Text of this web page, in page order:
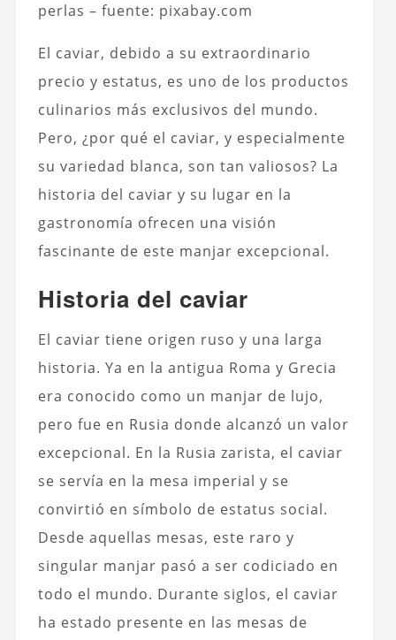
perlas – fuente: pixabay.com
El caviar, debido a su extraordinario
precio y estatus, es uno de los productos
culinarios más exclusivos del mundo.
Pero, ¿por qué el caviar, y especialmente
su variedad blanca, son tan valiosos? La
historia del caviar y su lugar en la
gastronomía ofrecen una visión
fascinante de este manjar excepcional.
Historia del caviar
El caviar tiene origen ruso y una larga
historia. Ya en la antigua Roma y Grecia
era conocido como un manjar de lujo,
pero fue en Rusia donde alcanzó un valor
excepcional. En la Rusia zarista, el caviar
se servía en la mesa imperial y se
convirtió en símbolo de estatus social.
Desde aquellas mesas, este raro y
singular manjar pasó a ser codiciado en
todo el mundo. Durante siglos, el caviar
ha estado presente en las mesas de